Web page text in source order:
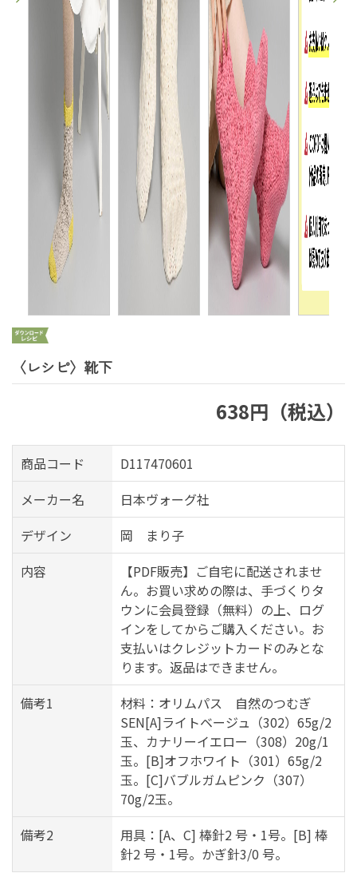
〈レシピ〉靴下
638円（税込）
商品コード
D117470601
メーカー名
日本ヴォーグ社
デザイン
岡 まり子
内容
【PDF販売】ご自宅に配送されませ
ん。お買い求めの際は、手づくりタ
ウンに会員登録（無料）の上、ログ
インをしてからご購入ください。お
支払いはクレジットカードのみとな
ります。返品はできません。
備考1
材料：オリムパス 自然のつむぎ
SEN[A]ライトベージュ（302）65g/2
玉、カナリーイエロー（308）20g/1
玉。[B]オフホワイト（301）65g/2
玉。[C]バブルガムピンク（307）
70g/2玉。
備考2
用具：[A、C] 棒針2 号・1号。[B] 棒
針2 号・1号。かぎ針3/0 号。